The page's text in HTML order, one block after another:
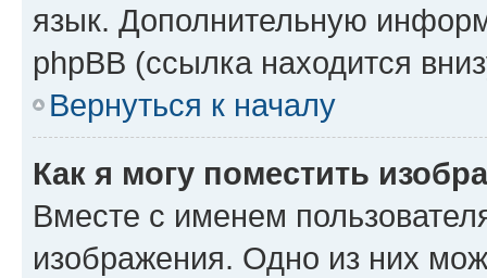
язык. Дополнительную
phpBB (ссылка находится
Вернуться к началу
Как я могу поместить
Вместе с именем
изображения. Одно из них